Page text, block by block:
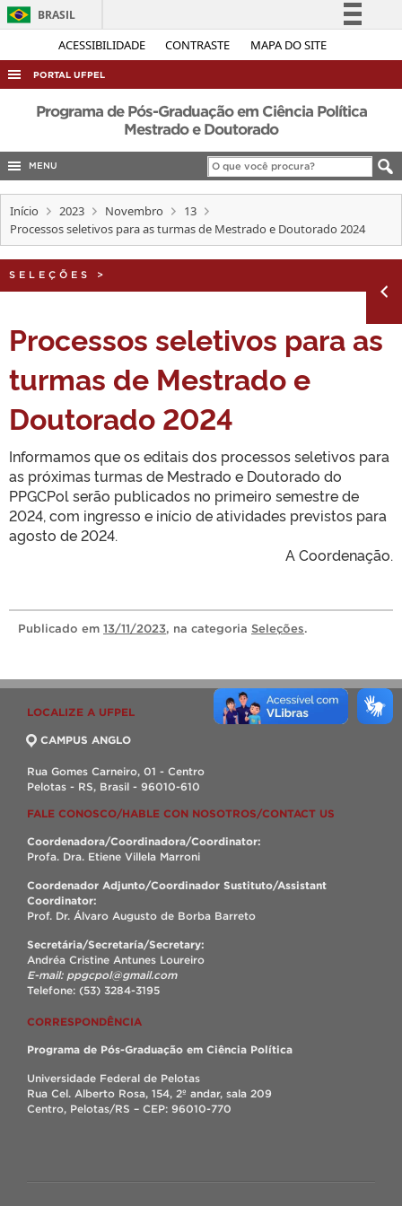
ACESSIBILIDADE CONTRASTE MAPA DO SITE
BRASIL
Simplifique!
Acesso à informação
Legislação
Canais
PORTAL UFPEL
ACESSO À INFORMAÇÃO
COBALTO
CONCURSOS
EDITAIS
INTERNACIONAL
TELEFONES
Programa de Pós-Graduação em Ciência Política
Mestrado e Doutorado
MENU
Início 2023 Novembro
13
Processos seletivos para as turmas de Mestrado e Doutorado 2024
SELEÇÕES >
Processos seletivos para as
turmas de Mestrado e
Doutorado 2024
Informamos que os editais dos processos seletivos para
as próximas turmas de Mestrado e Doutorado do
PPGCPol serão publicados no primeiro semestre de
2024, com ingresso e início de atividades previstos para
agosto de 2024.
A Coordenação.
Publicado em 13/11/2023, na categoria Seleções.
LOCALIZE A UFPEL
CAMPUS ANGLO
Rua Gomes Carneiro, 01 - Centro
Pelotas - RS, Brasil - 96010-610
FALE CONOSCO/HABLE CON NOSOTROS/CONTACT US
Coordenadora/Coordinadora/Coordinator:
Profa. Dra. Etiene Villela Marroni
Coordenador Adjunto/Coordinador Sustituto/Assistant
Coordinator:
Prof. Dr. Álvaro Augusto de Borba Barreto
Secretária/Secretaría/Secretary:
Andréa Cristine Antunes Loureiro
E-mail: ppgcpol@gmail.com
Telefone: (53) 3284-3195
CORRESPONDÊNCIA
Programa de Pós-Graduação em Ciência Política
Universidade Federal de Pelotas
Rua Cel. Alberto Rosa, 154, 2º andar, sala 209
Centro, Pelotas/RS – CEP: 96010-770